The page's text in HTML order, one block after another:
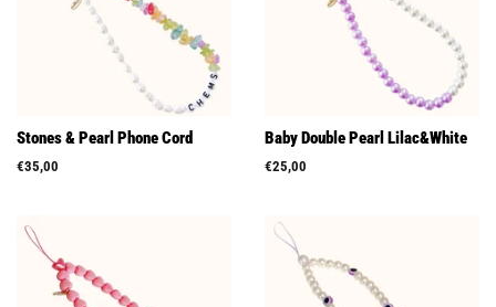
Stones & Pearl Phone Cord
Prix
€35,00
Baby Double Pearl Lilac&White
Prix
€25,00